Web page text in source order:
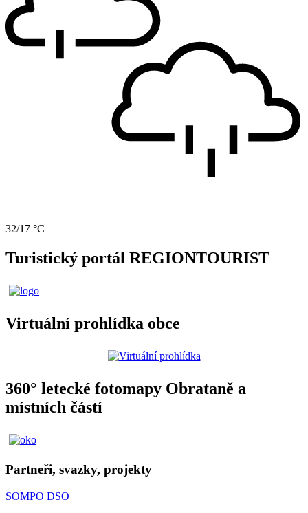
32/17 °C
Turistický portál REGIONTOURIST
Virtuální prohlídka obce
360° letecké fotomapy Obrataně a
místních částí
Partneři, svazky, projekty
SOMPO DSO